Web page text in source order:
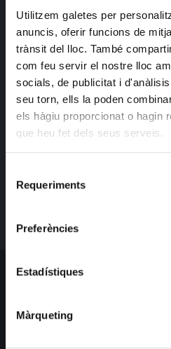
Utilitzem galetes per
anuncis, oferir funcions de
trànsit del lloc. També
com feu servir el nostre lloc
socials, de publicitat i
seu torn, ells la poden
els hàgiu proporcionat o hagin
que heu fet dels seus serveis.
Requeriments
Preferències
Estadístiques
Màrqueting
Obtingues tota la informació més
vendes i ofertes.